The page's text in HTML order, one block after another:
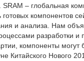
– глобальная
компонентов
и анализа. Нам
разработки и
компоненты
Китайского Нового